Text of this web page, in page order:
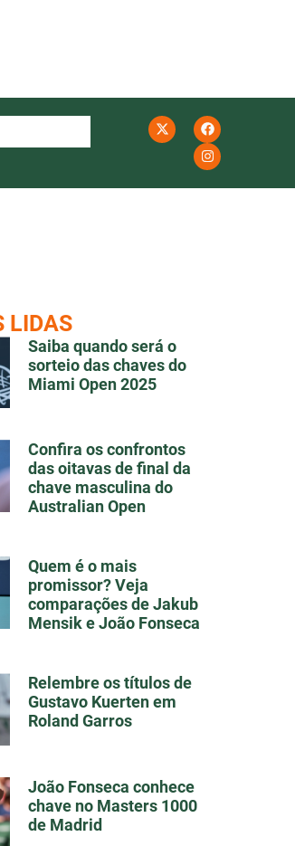
LIDAS
Saiba quando será o
sorteio das chaves do
Miami Open 2025
Confira os confrontos
das oitavas de final da
chave masculina do
Australian Open
Quem é o mais
promissor? Veja
comparações de Jakub
Mensik e João Fonseca
Relembre os títulos de
Gustavo Kuerten em
Roland Garros
João Fonseca conhece
chave no Masters 1000
de Madrid